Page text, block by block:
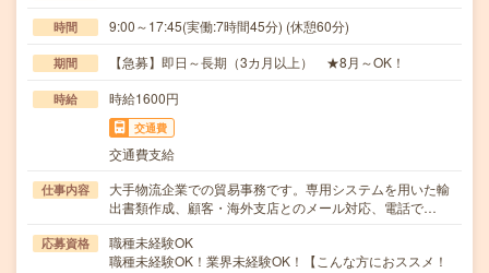
時間 9:00～17:45(実働:7時間45分) (休憩60分)
期間 【急募】即日～長期（3カ月以上） ★8月～OK！
時給 時給1600円
交通費
交通費支給
仕事内容
大手物流企業での貿易事務です。専用システムを用いた輸
出書類作成、顧客・海外支店とのメール対応、電話で…
応募資格
職種未経験OK
職種未経験OK！業界未経験OK！【こんな方におススメ！